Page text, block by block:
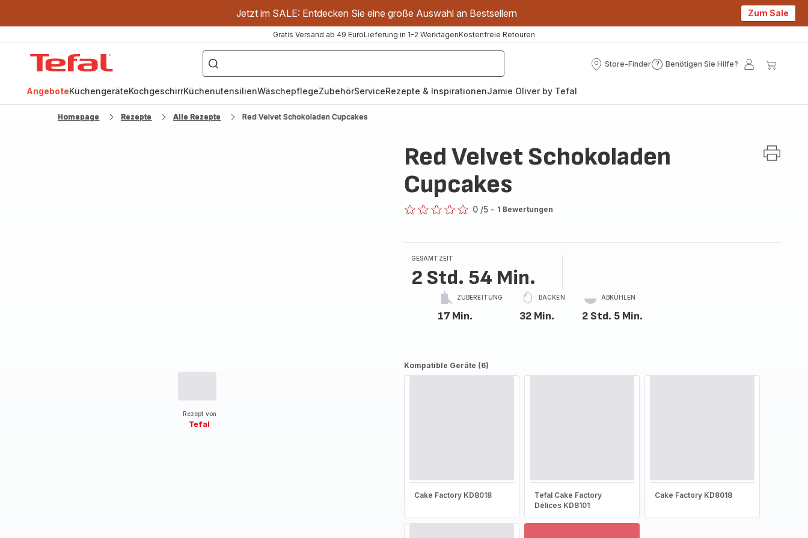
Jetzt im SALE: Entdecken Sie eine große Auswahl an Bestsellern Zum Sale
Gratis Versand ab 49 EuroLieferung in 1-2 WerktagenKostenfreie Retouren
["OptiGrill","Easy
Fry","Pfanne"]
Store-Finder
Store-
Benötigen Sie Hilfe?
Benötigen
Mein
AngeboteKüchengeräteKochgeschirrKüchenutensilienWäschepflegeZubehörServiceRezepte & InspirationenJamie Oliver by Tefal
Homepage Rezepte Alle Rezepte Red Velvet Schokoladen Cupcakes
Rezept von
Tefal
Red Velvet Schokoladen
Cupcakes
0 /5 - 1 Bewertungen
GESAMTZEIT
2 Std. 54 Min.
ZUBEREITUNG
17 Min.
BACKEN
32 Min.
ABKÜHLEN
2 Std. 5 Min.
Kompatible Geräte (6)
Cake Factory KD8018
Tefal Cake Factory
Délices KD8101
Cake Factory KD8018